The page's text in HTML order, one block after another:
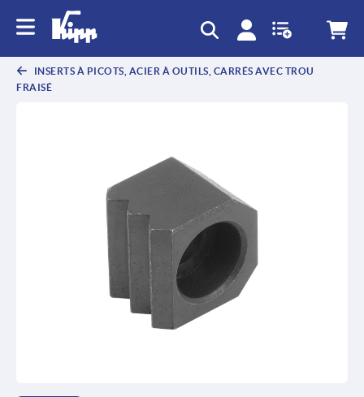
INSERTS À PICOTS, ACIER À OUTILS, CARRÉS AVEC TROU
FRAISÉ